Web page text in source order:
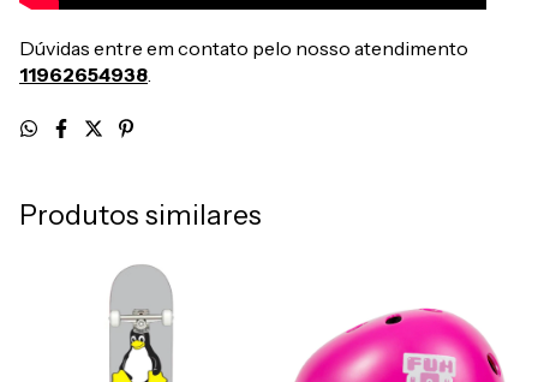
Dúvidas entre em contato pelo nosso atendimento
11962654938.
Produtos similares